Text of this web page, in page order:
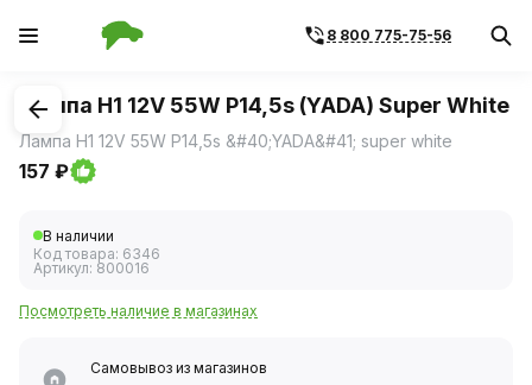
8 800 775-75-56
1/1
Лампа H1 12V 55W P14,5s (YADA) Super White
Лампа H1 12V 55W P14,5s &#40;YADA&#41; super white
157 ₽
В наличии
Код товара: 6346
Артикул: 800016
Посмотреть наличие в магазинах
Самовывоз из магазинов